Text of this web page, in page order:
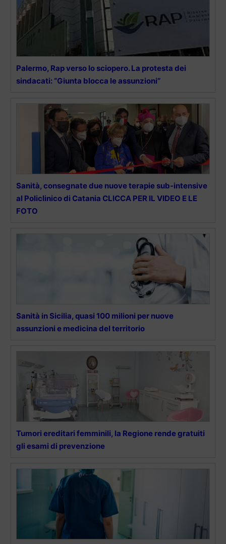
Palermo, Rap verso lo sciopero. La protesta dei
sindacati: “Giunta blocca le assunzioni”
Sanità, consegnate due nuove terapie sub-intensive
al Policlinico di Catania CLICCA PER IL VIDEO E LE
FOTO
Sanità in Sicilia, quasi 100 milioni per nuove
assunzioni e medicina del territorio
Tumori ereditari femminili, la Regione rende gratuiti
gli esami di prevenzione